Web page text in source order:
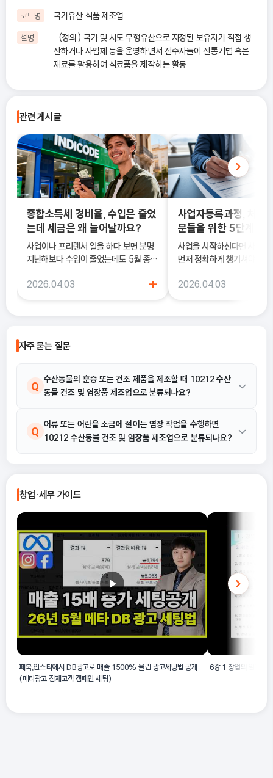
코드명 국가유산 식품 제조업
설명
· (정의) 국가 및 시도 무형유산으로 지정된 보유자가 직접 생
산하거나 사업체 등을 운영하면서 전수자들이 전통기법 혹은
재료를 활용하여 식료품을 제작하는 활동 ·
관련 게시글
종합소득세 경비율, 수입은 줄었
는데 세금은 왜 늘어날까요?
사업이나 프리랜서 일을 하다 보면 분명
지난해보다 수입이 줄었는데도 5월 종합
더 늘어난 것처럼 느껴질 때가 있어요. 이
2026.04.03 +
사업자등록과정, 처음
분들을 위한 5단계 정
사업을 시작하신다면 사업자
먼저 정확하게 챙기셔야 해
국세청에 정식으로 사업을
2026.04.03
자주 묻는 질문
Q
수산동물의 훈증 또는 건조 제품을 제조할 때 10212 수산
동물 건조 및 염장품 제조업으로 분류되나요?
A 네, 포함됩니다. 산해설에 따르면 수산동물 훈증·건조제품 제조는
수산동물 건조 및 염장품 제조업(10212)의 주요 활동 예시에 명시
Q
어류 또는 어란을 소금에 절이는 염장 작업을 수행하면
10212 수산동물 건조 및 염장품 제조업으로 분류되나요?
장품 제조업의 대상에 해당합니다.
창업·세무 가이드
페북,인스타에서 DB광고로 매출 1500% 올린 광고세팅법 공개
(메타광고 잠재고객 캠페인 세팅)
6강 1 창업의 일반절